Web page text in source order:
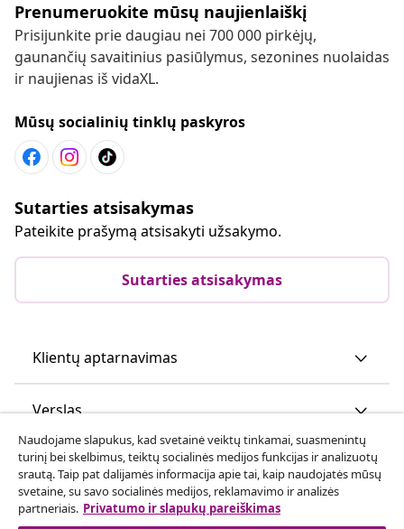
Prenumeruokite mūsų naujienlaiškį
Prisijunkite prie daugiau nei 700 000 pirkėjų,
gaunančių savaitinius pasiūlymus, sezonines nuolaidas
ir naujienas iš vidaXL.
Mūsų socialinių tinklų paskyros
Sutarties atsisakymas
Pateikite prašymą atsisakyti užsakymo.
Sutarties atsisakymas
Klientų aptarnavimas
Verslas
vidaXL
Atraskite daugiau
Naudojame slapukus, kad svetainė veiktų tinkamai, suasmenintų
turinį bei skelbimus, teiktų socialinės medijos funkcijas ir analizuotų
srautą. Taip pat dalijamės informacija apie tai, kaip naudojatės mūsų
svetaine, su savo socialinės medijos, reklamavimo ir analizės
partneriais. Privatumo ir slapukų pareiškimas